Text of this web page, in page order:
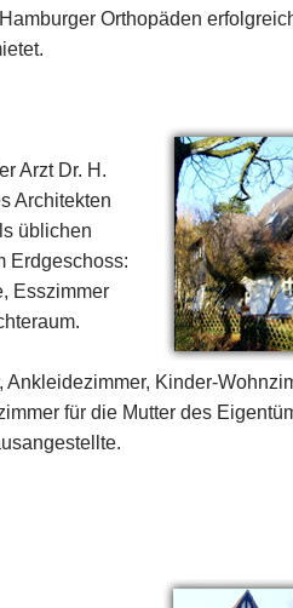
Orthopäden
Arzt Dr. H.
Architekten
üblichen
Erdgeschoss:
Esszimmer
Kinder-
für die Mutter des